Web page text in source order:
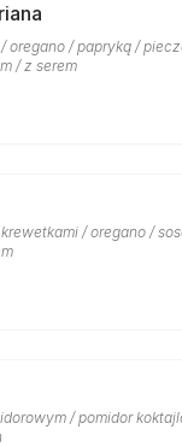
oregano / papryką /
/ z serem
/ oregano /
/ pomidor